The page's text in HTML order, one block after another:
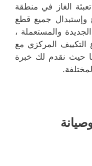
الغاز في منطقة
وإستبدال جميع قطع
والمستعملة ،
التكييف المركزي مع
حيث نقدم لك خبرة